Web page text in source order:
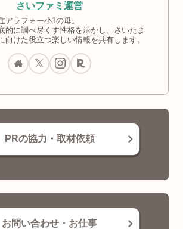
さいファミ運営
アラフォー小1の母。
的に調べ尽くす性格を活かし、さいたま
向けた役立つ楽しい情報を共有します。
PRの協力・取材依頼
お問い合わせ・お仕事